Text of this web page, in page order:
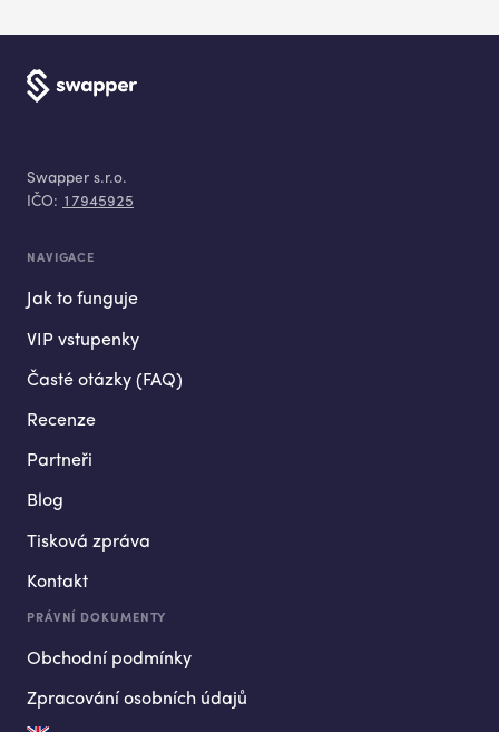
Swapper s.r.o.
IČO: 17945925
NAVIGACE
Jak to funguje
VIP vstupenky
Časté otázky (FAQ)
Recenze
Partneři
Blog
Tisková zpráva
Kontakt
PRÁVNÍ DOKUMENTY
Obchodní podmínky
Zpracování osobních údajů